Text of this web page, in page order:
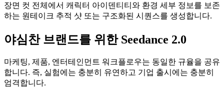
장면 컷 전체에서 캐릭터 아이덴티티와 환경 세부 정보를 보존
하는 원테이크 추적 샷 또는 구조화된 시퀀스를 생성합니다.
야심찬 브랜드를 위한 Seedance 2.0
마케팅, 제품, 엔터테인먼트 워크플로우는 동일한 규율을 공유
합니다. 즉, 실험에는 충분히 유연하고 기업 출시에는 충분히
엄격합니다.